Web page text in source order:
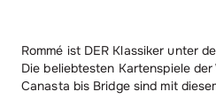
Rommé ist DER Klassiker unter
Die beliebtesten Kartenspiele
Canasta bis Bridge sind mit